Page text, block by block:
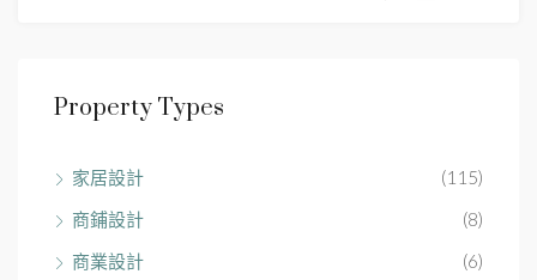
Property Types
家居設計
(115)
商鋪設計
(8)
商業設計
(6)